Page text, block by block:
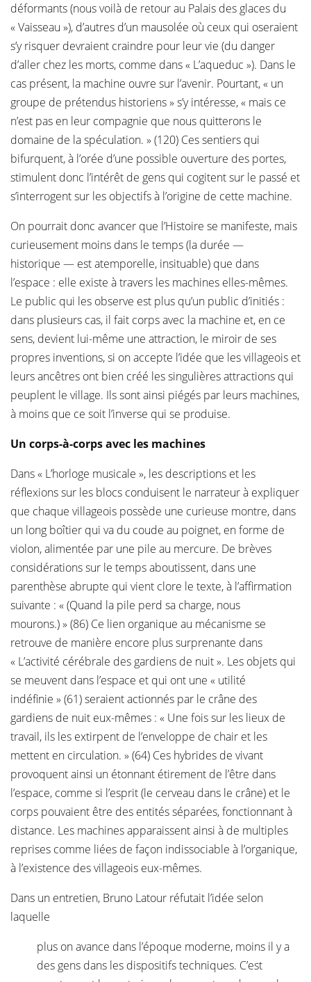
déformants (nous voilà de retour au Palais des glaces du
« Vaisseau »), d’autres d’un mausolée où ceux qui oseraient
s’y risquer devraient craindre pour leur vie (du danger
d’aller chez les morts, comme dans « L’aqueduc »). Dans le
cas présent, la machine ouvre sur l’avenir. Pourtant, « un
groupe de prétendus historiens » s’y intéresse, « mais ce
n’est pas en leur compagnie que nous quitterons le
domaine de la spéculation. » (120) Ces sentiers qui
bifurquent, à l’orée d’une possible ouverture des portes,
stimulent donc l’intérêt de gens qui cogitent sur le passé et
s’interrogent sur les objectifs à l’origine de cette machine.
On pourrait donc avancer que l’Histoire se manifeste, mais
curieusement moins dans le temps (la durée —
historique — est atemporelle, insituable) que dans
l’espace : elle existe à travers les machines elles-mêmes.
Le public qui les observe est plus qu’un public d’initiés :
dans plusieurs cas, il fait corps avec la machine et, en ce
sens, devient lui-même une attraction, le miroir de ses
propres inventions, si on accepte l’idée que les villageois et
leurs ancêtres ont bien créé les singulières attractions qui
peuplent le village. Ils sont ainsi piégés par leurs machines,
à moins que ce soit l’inverse qui se produise.
Un corps-à-corps avec les machines
Dans « L’horloge musicale », les descriptions et les
réflexions sur les blocs conduisent le narrateur à expliquer
que chaque villageois possède une curieuse montre, dans
un long boîtier qui va du coude au poignet, en forme de
violon, alimentée par une pile au mercure. De brèves
considérations sur le temps aboutissent, dans une
parenthèse abrupte qui vient clore le texte, à l’affirmation
suivante : « (Quand la pile perd sa charge, nous
mourons.) » (86) Ce lien organique au mécanisme se
retrouve de manière encore plus surprenante dans
« L’activité cérébrale des gardiens de nuit ». Les objets qui
se meuvent dans l’espace et qui ont une « utilité
indéfinie » (61) seraient actionnés par le crâne des
gardiens de nuit eux-mêmes : « Une fois sur les lieux de
travail, ils les extirpent de l’enveloppe de chair et les
mettent en circulation. » (64) Ces hybrides de vivant
provoquent ainsi un étonnant étirement de l’être dans
l’espace, comme si l’esprit (le cerveau dans le crâne) et le
corps pouvaient être des entités séparées, fonctionnant à
distance. Les machines apparaissent ainsi à de multiples
reprises comme liées de façon indissociable à l’organique,
à l’existence des villageois eux-mêmes.
Dans un entretien, Bruno Latour réfutait l’idée selon
laquelle
plus on avance dans l’époque moderne, moins il y a
des gens dans les dispositifs techniques. C’est